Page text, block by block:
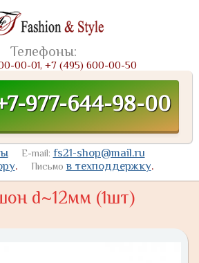
Телефоны:
00-01, +7 (495) 600-00-50
977-644-98-00
E-mail: fs21-shop@mail.ru
. Письмо в техподдержку.
d~12мм (1шт)